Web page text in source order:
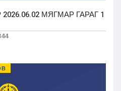
МЯГМАР ГАРАГ 1